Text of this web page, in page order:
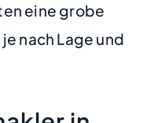
eine grobe
nach Lage und